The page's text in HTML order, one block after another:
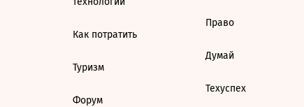
Как потратить
Туризм
Форум
Право
Думай
Техуспех